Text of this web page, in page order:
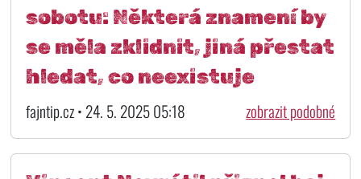
sobotu: Některá znamení by
se měla zklidnit, jiná přestat
hledat, co neexistuje
fajntip.cz • 24. 5. 2025 05:18 zobrazit podobné